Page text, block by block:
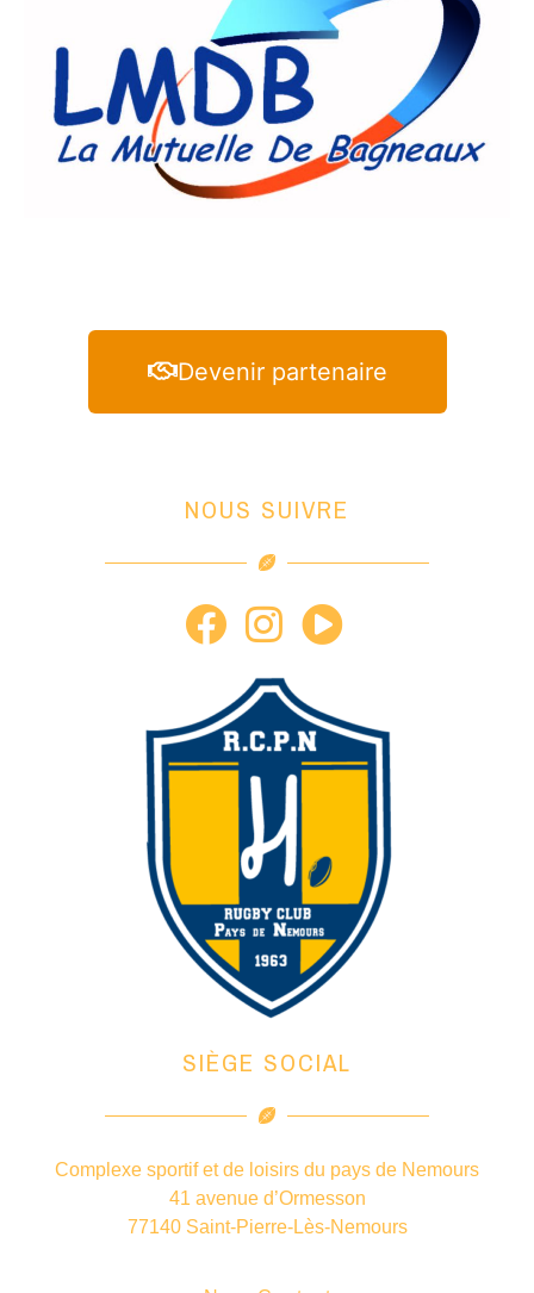
Devenir partenaire
NOUS SUIVRE
SIÈGE SOCIAL
Complexe sportif et de loisirs du pays de Nemours
41 avenue d’Ormesson
77140 Saint-Pierre-Lès-Nemours